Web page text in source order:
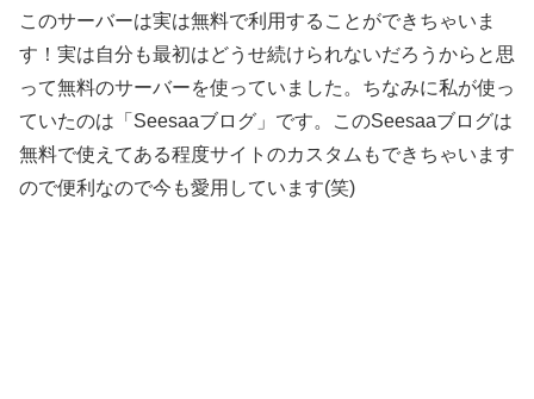
このサーバーは実は無料で利用することができちゃいま
す！実は自分も最初はどうせ続けられないだろうからと思
って無料のサーバーを使っていました。ちなみに私が使っ
ていたのは「Seesaaブログ」です。このSeesaaブログは
無料で使えてある程度サイトのカスタムもできちゃいます
ので便利なので今も愛用しています(笑)